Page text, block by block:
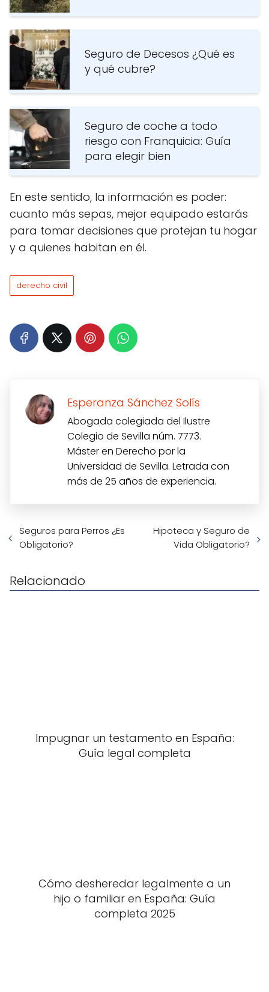
Seguro de Decesos ¿Qué es
y qué cubre?
Seguro de coche a todo
riesgo con Franquicia: Guía
para elegir bien
En este sentido, la información es poder:
cuanto más sepas, mejor equipado estarás
para tomar decisiones que protejan tu hogar
y a quienes habitan en él.
derecho civil
Esperanza Sánchez Solís
Abogada colegiada del Ilustre
Colegio de Sevilla núm. 7773.
Máster en Derecho por la
Universidad de Sevilla. Letrada con
más de 25 años de experiencia.
Seguros para Perros ¿Es
Obligatorio?
Hipoteca y Seguro de
Vida Obligatorio?
Relacionado
Impugnar un testamento en España:
Guía legal completa
Cómo desheredar legalmente a un
hijo o familiar en España: Guía
completa 2025